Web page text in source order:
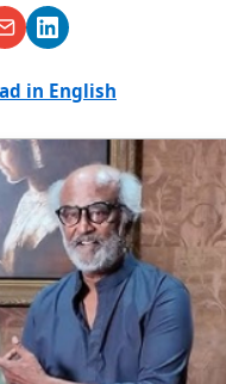
in English